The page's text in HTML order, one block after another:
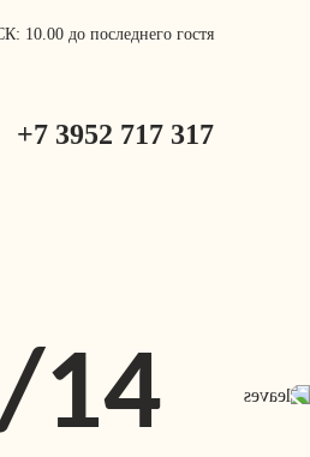
до последнего гостя
+7 3952 717 317
14